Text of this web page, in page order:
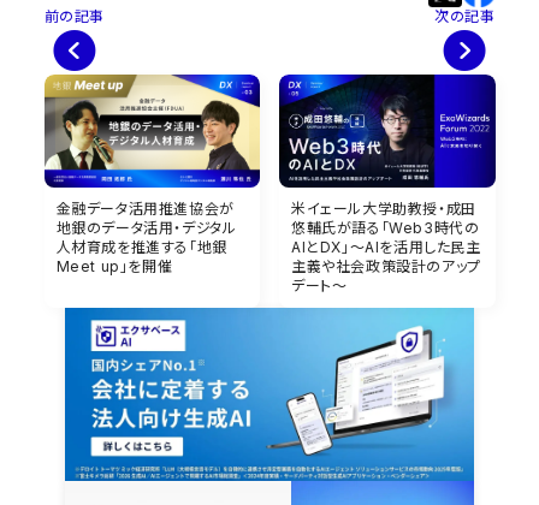
前の記事
金融データ活用推進協会が
地銀のデータ活用・デジタル
人材育成を推進する「地銀
Meet up」を開催
次の記事
米イェール大学助教授・成田
悠輔氏が語る「Web3時代の
AIとDX」～AIを活用した民主
主義や社会政策設計のアップ
デート～